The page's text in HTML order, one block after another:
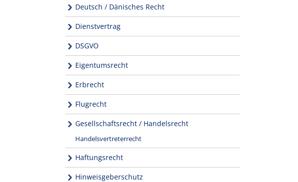
Deutsch / Dänisches Recht
Dienstvertrag
DSGVO
Eigentumsrecht
Erbrecht
Flugrecht
Gesellschaftsrecht / Handelsrecht
Handelsvertreterrecht
Haftungsrecht
Hinweisgeberschutz